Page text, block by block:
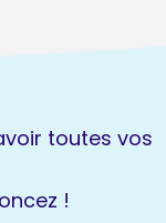
toutes vos
!